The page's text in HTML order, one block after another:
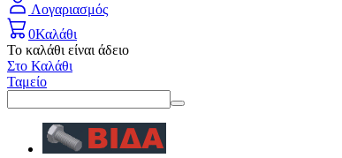
Λογαριασμός
0Καλάθι
Το καλάθι είναι άδειο
Στο Καλάθι
Ταμείο